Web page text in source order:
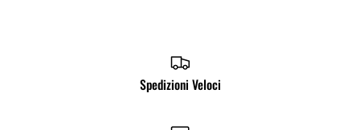
Spedizioni Veloci